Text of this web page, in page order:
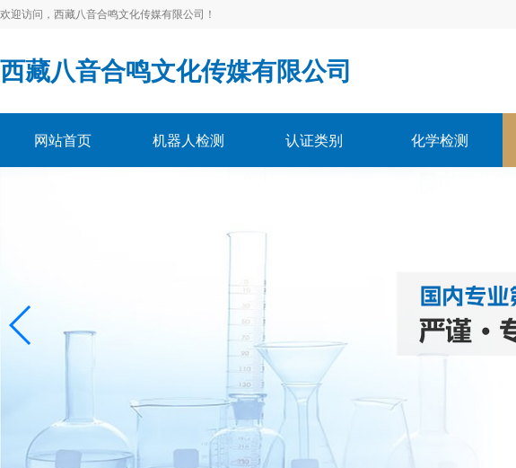
欢迎访问，西藏八音合鸣文化传媒有限公司！
西藏八音合鸣文化传媒有限公司
网站首页 机器人检测 认证类别 化学检测